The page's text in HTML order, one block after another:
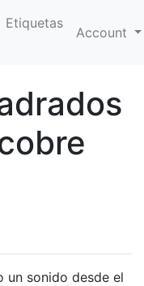
Etiquetas
Account
un sonido desde el